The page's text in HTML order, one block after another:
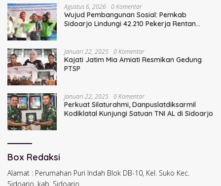
Agustus 6, 2026 0 Komentar
Wujud Pembangunan Sosial: Pemkab
Sidoarjo Lindungi 42.210 Pekerja Rentan
Januari 22, 2025 0 Komentar
Kajati Jatim Mia Amiati Resmikan Gedung
PTSP
Januari 22, 2025 0 Komentar
Perkuat Silaturahmi, Danpuslatdiksarmil
Kodiklatal Kunjungi Satuan TNI AL di Sidoarjo
Box Redaksi
Alamat : Perumahan Puri Indah Blok DB-10, Kel. Suko Kec.
Sidoarjo, kab. Sidoarjo.